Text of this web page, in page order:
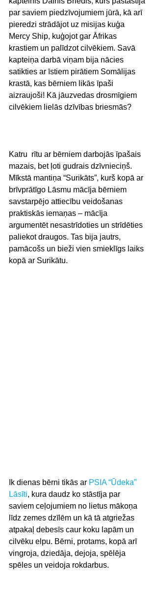
par saviem piedzīvojumiem jūrā, kā arī
pieredzi strādājot uz misijas kuģa
Mercy Ship, kuģojot gar Āfrikas
krastiem un palīdzot cilvēkiem. Savā
kapteiņa darbā viņam bija nācies
satikties ar īstiem pirātiem Somālijas
krastā, kas bērniem likās īpaši
aizraujoši! Kā jāuzvedas drosmīgiem
cilvēkiem lielās dzīvības briesmās?
Katru  rītu ar bērniem darbojās īpašais
mazais, bet ļoti gudrais dzīvnieciņš.
Mīkstā mantiņa “Surikāts”, kurš kopā ar
brīvprātīgo Lāsmu mācīja bērniem
savstarpējo attiecību veidošanas
praktiskās iemaņas – mācīja
argumentēt nesastrīdoties un strīdēties
paliekot draugos. Tas bija jautrs,
pamācošs un bieži vien smieklīgs laiks
kopā ar Surikātu.
Ik dienas bērni tikās ar PSIA “Ūdeka”
Lāsīti, kura daudz ko stāstīja par
saviem ceļojumiem no lietus mākoņa
līdz zemes dzīlēm un kā tā atgriežas
atpakaļ debesīs caur koku lapām un
cilvēku elpu. Bērni, protams, kopā arī
vingroja, dziedāja, dejoja, spēlēja
spēles un veidoja rokdarbus.